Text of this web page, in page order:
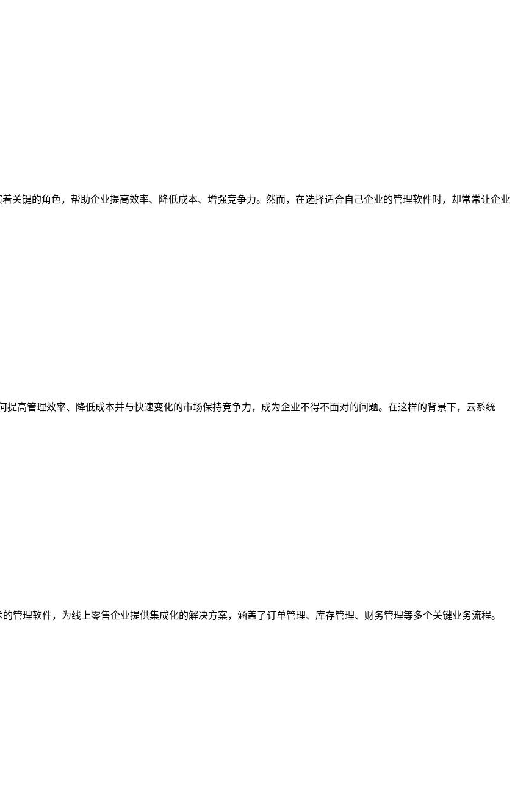
关键的角色，帮助企业提高效率、降低成本、增强竞争力。然而，在选择适合自己企业的管理软件时，却常常让企业
高管理效率、降低成本并与快速变化的市场保持竞争力，成为企业不得不面对的问题。在这样的背景下，云系统
的管理软件，为线上零售企业提供集成化的解决方案，涵盖了订单管理、库存管理、财务管理等多个关键业务流程。